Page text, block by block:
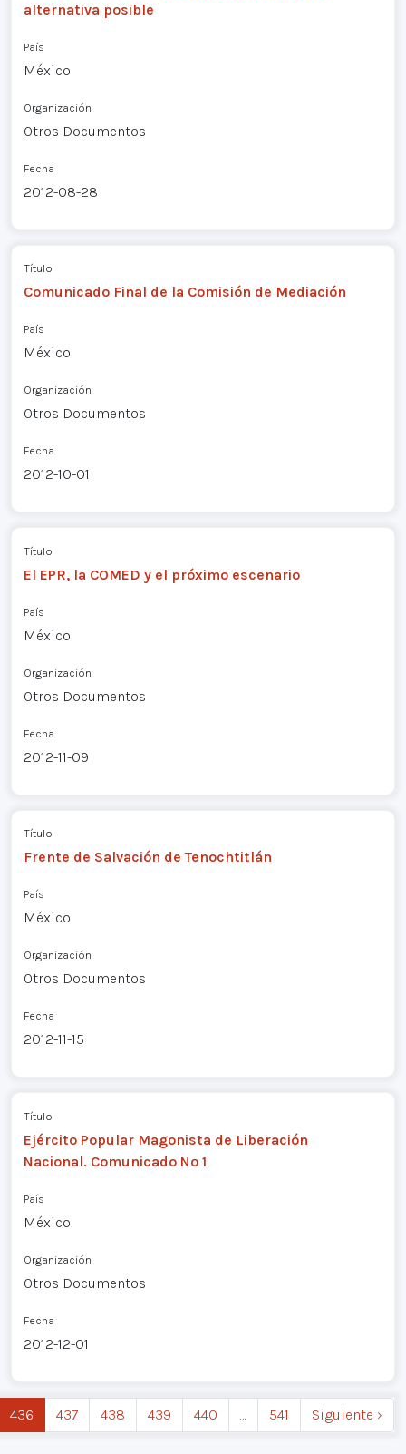
alternativa posible
País
México
Organización
Otros Documentos
Fecha
2012-08-28
Título
Comunicado Final de la Comisión de Mediación
País
México
Organización
Otros Documentos
Fecha
2012-10-01
Título
El EPR, la COMED y el próximo escenario
País
México
Organización
Otros Documentos
Fecha
2012-11-09
Título
Frente de Salvación de Tenochtitlán
País
México
Organización
Otros Documentos
Fecha
2012-11-15
Título
Ejército Popular Magonista de Liberación
Nacional. Comunicado Nº 1
País
México
Organización
Otros Documentos
Fecha
2012-12-01
436 437 438 439 440 … 541 Siguiente ›